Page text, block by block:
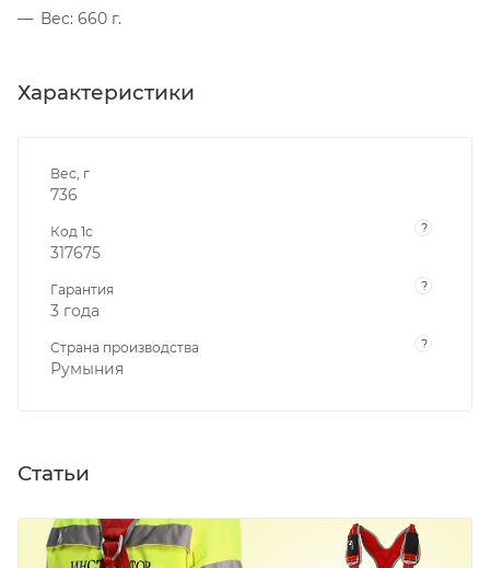
Вес: 660 г.
Характеристики
Вес, г
736
Код 1с ?
317675
Гарантия ?
3 года
Страна производства ?
Румыния
Статьи